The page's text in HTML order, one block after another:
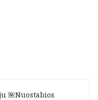
🌺Nuostabios